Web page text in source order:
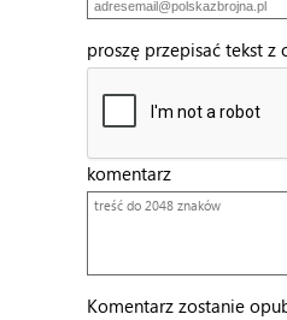
proszę przepisać tekst z
komentarz
Komentarz zostanie